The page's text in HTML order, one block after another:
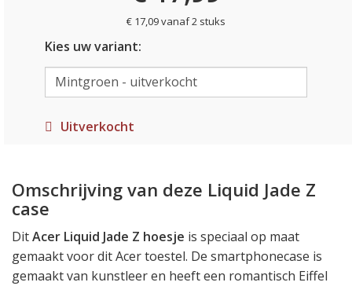
€ 17,09 vanaf 2 stuks
Kies uw variant:
Uitverkocht
Omschrijving van deze Liquid Jade Z
case
DitAcer Liquid Jade Z hoesje is speciaal op maat
gemaakt voor dit Acer toestel. De smartphonecase is
gemaakt van kunstleer en heeft een romantisch Eiffel